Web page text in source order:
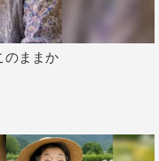
COUNTER
JUNK BOX
のままか